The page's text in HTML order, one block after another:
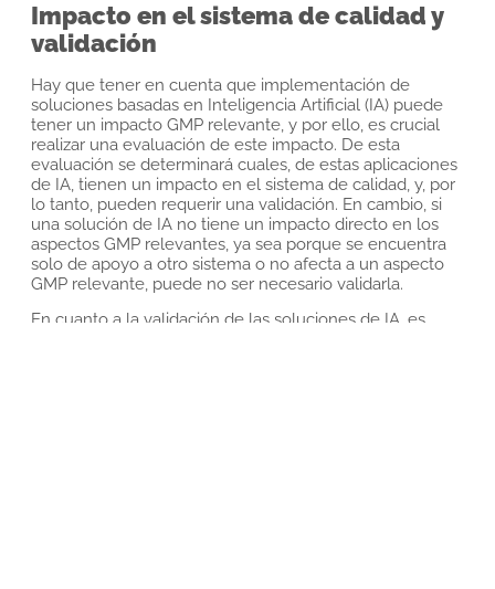
Impacto en el sistema de calidad y
validación
Hay que tener en cuenta que implementación de
soluciones basadas en Inteligencia Artificial (IA) puede
tener un impacto GMP relevante, y por ello, es crucial
realizar una evaluación de este impacto. De esta
evaluación se determinará cuales, de estas aplicaciones
de IA, tienen un impacto en el sistema de calidad, y, por
lo tanto, pueden requerir una validación. En cambio, si
una solución de IA no tiene un impacto directo en los
aspectos GMP relevantes, ya sea porque se encuentra
solo de apoyo a otro sistema o no afecta a un aspecto
GMP relevante, puede no ser necesario validarla.
En cuanto a la validación de las soluciones de IA, es